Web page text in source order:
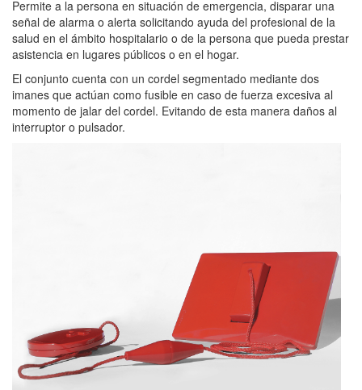
Permite a la persona en situación de emergencia, disparar una
señal de alarma o alerta solicitando ayuda del profesional de la
salud en el ámbito hospitalario o de la persona que pueda prestar
asistencia en lugares públicos o en el hogar.
El conjunto cuenta con un cordel segmentado mediante dos
imanes que actúan como fusible en caso de fuerza excesiva al
momento de jalar del cordel. Evitando de esta manera daños al
interruptor o pulsador.